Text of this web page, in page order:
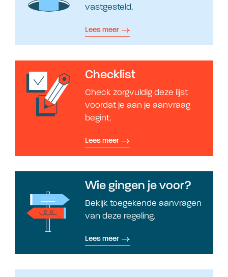
vastgesteld.
Lees meer
Checklist
Check zorgvuldig deze lijst
voordat je aan je aanvraag
begint.
Lees meer
Wie gingen je voor?
Bekijk toegekende aanvragen
van deze regeling.
Lees meer